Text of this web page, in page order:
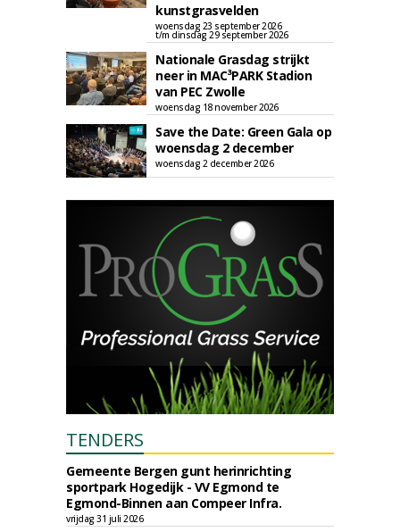
kunstgrasvelden
woensdag 23 september 2026
t/m dinsdag 29 september 2026
Nationale Grasdag strijkt
neer in MAC³PARK Stadion
van PEC Zwolle
woensdag 18 november 2026
Save the Date: Green Gala op
woensdag 2 december
woensdag 2 december 2026
TENDERS
Gemeente Bergen gunt herinrichting
sportpark Hogedijk - VV Egmond te
Egmond-Binnen aan Compeer Infra.
vrijdag 31 juli 2026